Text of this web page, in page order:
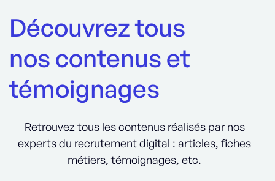
Découvrez tous
nos contenus et
témoignages
Retrouvez tous les contenus réalisés par nos
experts du recrutement digital : articles, fiches
métiers, témoignages, etc.